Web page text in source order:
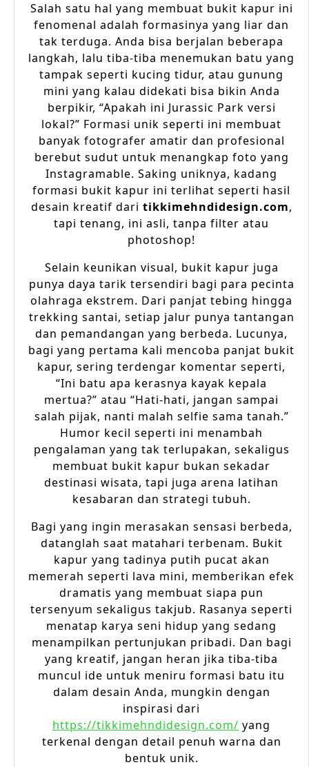
Salah satu hal yang membuat bukit kapur ini
fenomenal adalah formasinya yang liar dan
tak terduga. Anda bisa berjalan beberapa
langkah, lalu tiba-tiba menemukan batu yang
tampak seperti kucing tidur, atau gunung
mini yang kalau didekati bisa bikin Anda
berpikir, “Apakah ini Jurassic Park versi
lokal?” Formasi unik seperti ini membuat
banyak fotografer amatir dan profesional
berebut sudut untuk menangkap foto yang
Instagramable. Saking uniknya, kadang
formasi bukit kapur ini terlihat seperti hasil
desain kreatif dari tikkimehndidesign.com,
tapi tenang, ini asli, tanpa filter atau
photoshop!
Selain keunikan visual, bukit kapur juga
punya daya tarik tersendiri bagi para pecinta
olahraga ekstrem. Dari panjat tebing hingga
trekking santai, setiap jalur punya tantangan
dan pemandangan yang berbeda. Lucunya,
bagi yang pertama kali mencoba panjat bukit
kapur, sering terdengar komentar seperti,
“Ini batu apa kerasnya kayak kepala
mertua?” atau “Hati-hati, jangan sampai
salah pijak, nanti malah selfie sama tanah.”
Humor kecil seperti ini menambah
pengalaman yang tak terlupakan, sekaligus
membuat bukit kapur bukan sekadar
destinasi wisata, tapi juga arena latihan
kesabaran dan strategi tubuh.
Bagi yang ingin merasakan sensasi berbeda,
datanglah saat matahari terbenam. Bukit
kapur yang tadinya putih pucat akan
memerah seperti lava mini, memberikan efek
dramatis yang membuat siapa pun
tersenyum sekaligus takjub. Rasanya seperti
menatap karya seni hidup yang sedang
menampilkan pertunjukan pribadi. Dan bagi
yang kreatif, jangan heran jika tiba-tiba
muncul ide untuk meniru formasi batu itu
dalam desain Anda, mungkin dengan
inspirasi dari
https://tikkimehndidesign.com/ yang
terkenal dengan detail penuh warna dan
bentuk unik.